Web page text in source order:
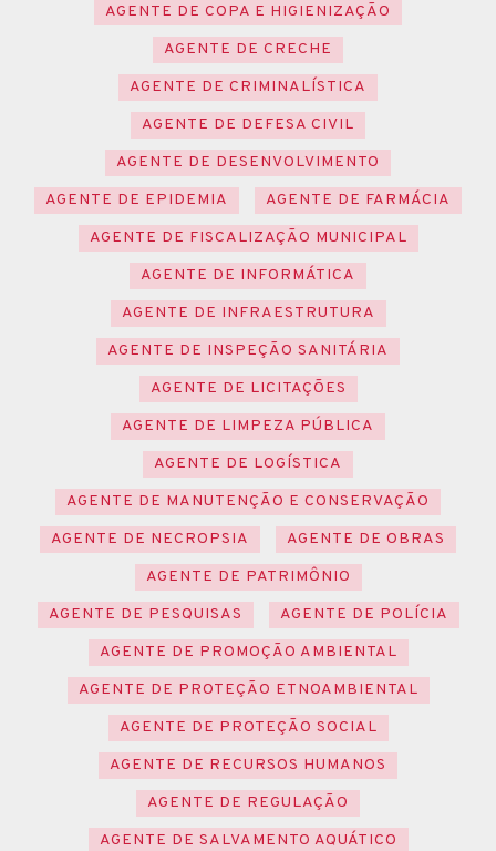
AGENTE DE COPA E HIGIENIZAÇÃO
AGENTE DE CRECHE
AGENTE DE CRIMINALÍSTICA
AGENTE DE DEFESA CIVIL
AGENTE DE DESENVOLVIMENTO
AGENTE DE EPIDEMIA
AGENTE DE FARMÁCIA
AGENTE DE FISCALIZAÇÃO MUNICIPAL
AGENTE DE INFORMÁTICA
AGENTE DE INFRAESTRUTURA
AGENTE DE INSPEÇÃO SANITÁRIA
AGENTE DE LICITAÇÕES
AGENTE DE LIMPEZA PÚBLICA
AGENTE DE LOGÍSTICA
AGENTE DE MANUTENÇÃO E CONSERVAÇÃO
AGENTE DE NECROPSIA
AGENTE DE OBRAS
AGENTE DE PATRIMÔNIO
AGENTE DE PESQUISAS
AGENTE DE POLÍCIA
AGENTE DE PROMOÇÃO AMBIENTAL
AGENTE DE PROTEÇÃO ETNOAMBIENTAL
AGENTE DE PROTEÇÃO SOCIAL
AGENTE DE RECURSOS HUMANOS
AGENTE DE REGULAÇÃO
AGENTE DE SALVAMENTO AQUÁTICO